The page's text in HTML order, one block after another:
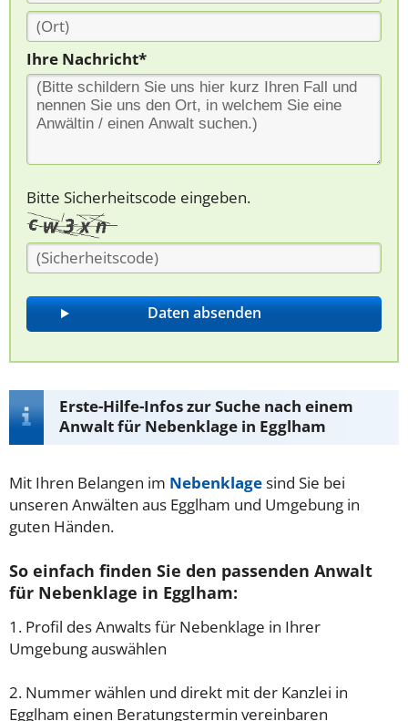
Ihre Nachricht*
Bitte Sicherheitscode eingeben.
Erste-Hilfe-Infos zur Suche nach einem
Anwalt für Nebenklage in Egglham
Mit Ihren Belangen im Nebenklagesind Sie bei
unseren Anwälten aus Egglham und Umgebung in
guten Händen.
So einfach finden Sie den passenden Anwalt
für Nebenklage in Egglham:
1. Profil des Anwalts für Nebenklage in Ihrer
Umgebung auswählen
2. Nummer wählen und direkt mit der Kanzlei in
Egglham einen Beratungstermin vereinbaren